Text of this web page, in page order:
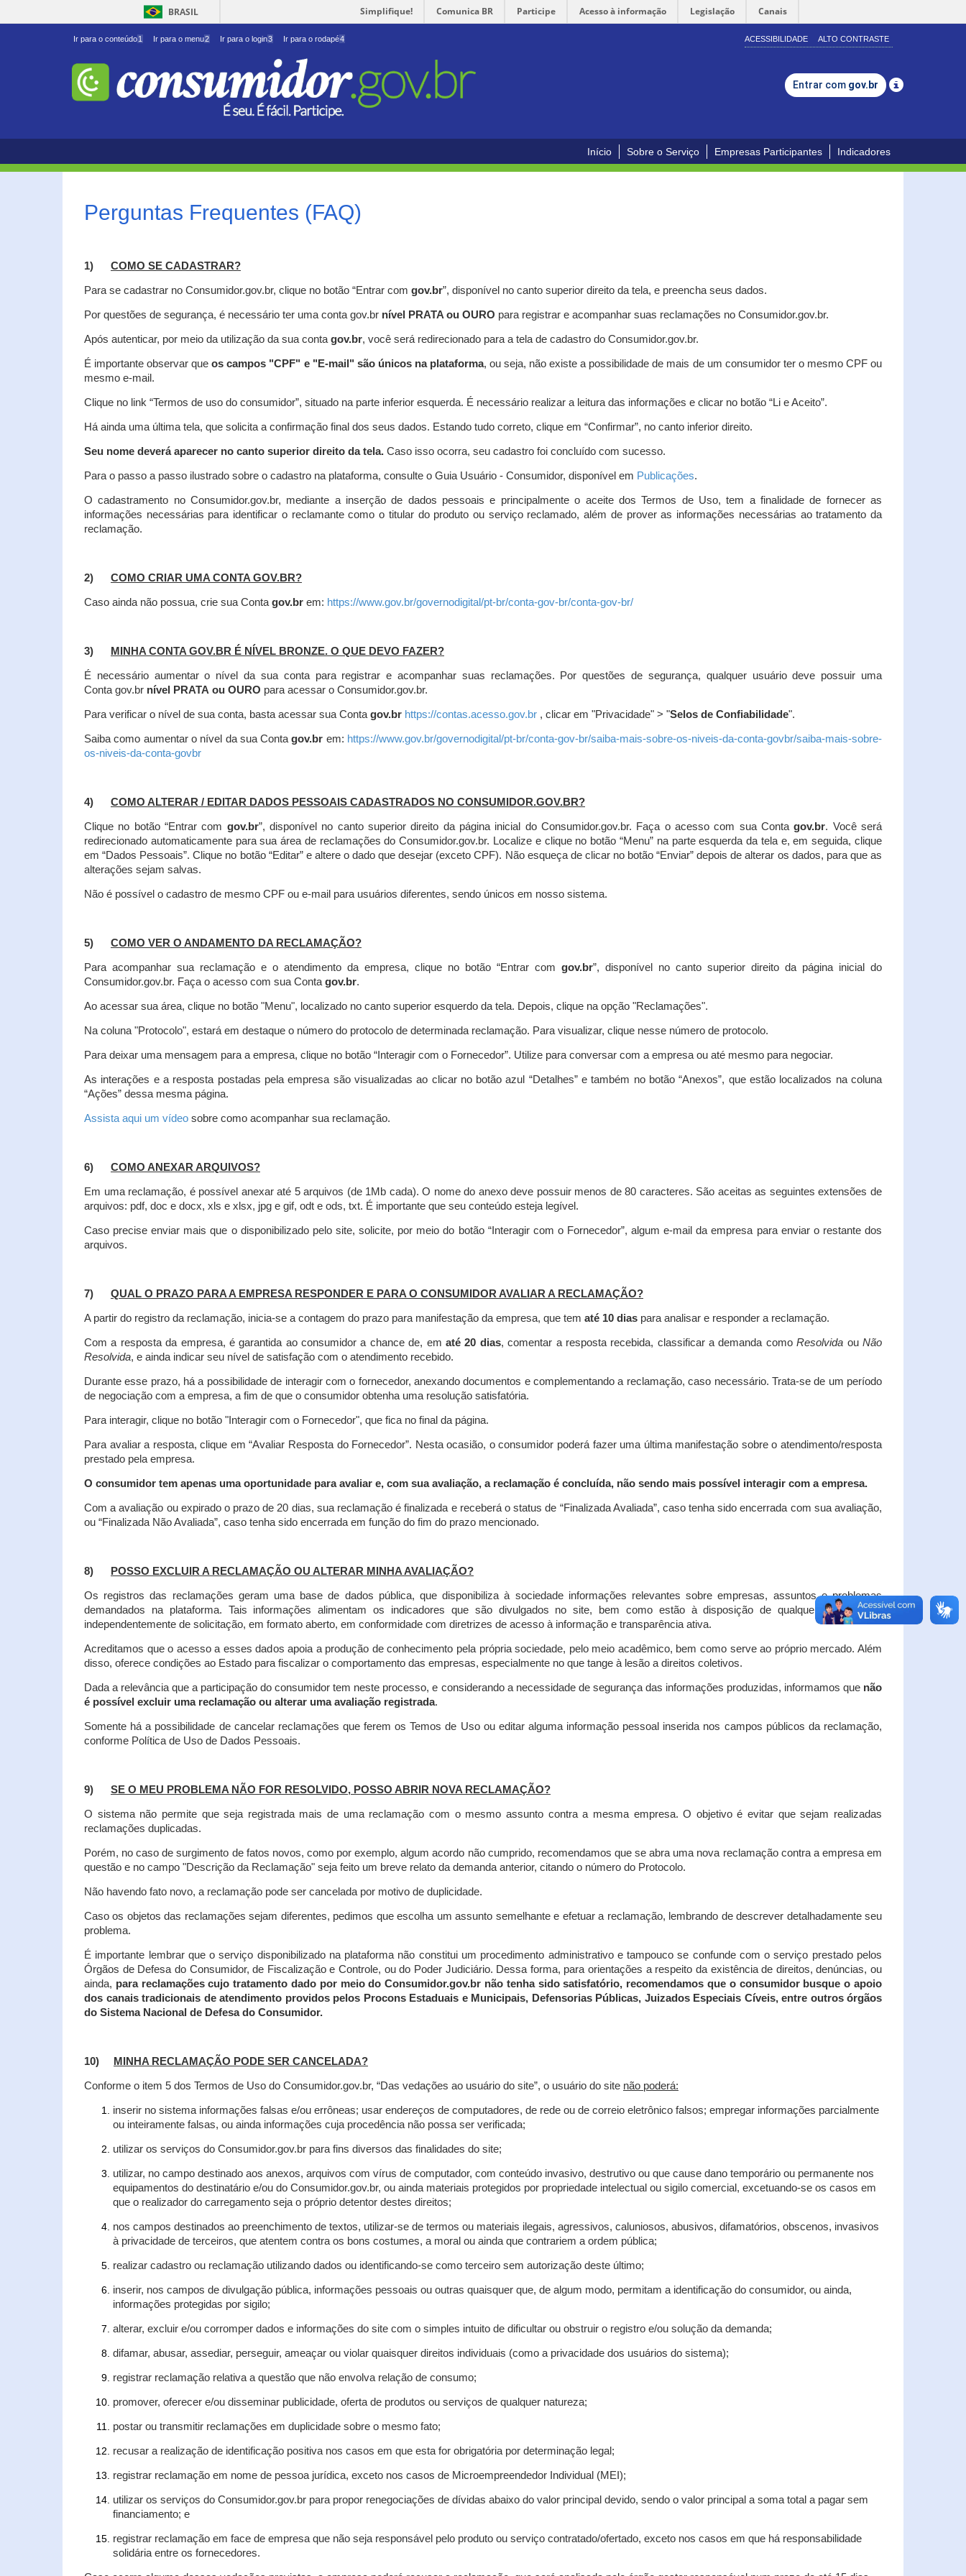
BRASIL Simplifique! Comunica BR Participe Acesso à informação Legislação Canais
Ir para o conteúdo1 Ir para o menu2 Ir para o login3 Ir para o rodapé4 ACESSIBILIDADE ALTO CONTRASTE
Entrar com gov.br
Início Sobre o Serviço Empresas Participantes Indicadores
Perguntas Frequentes (FAQ)
1) COMO SE CADASTRAR?
Para se cadastrar no Consumidor.gov.br, clique no botão “Entrar com gov.br”, disponível no canto superior direito da tela, e preencha seus dados.
Por questões de segurança, é necessário ter uma conta gov.br nível PRATA ou OURO para registrar e acompanhar suas reclamações no Consumidor.gov.br.
Após autenticar, por meio da utilização da sua conta gov.br, você será redirecionado para a tela de cadastro do Consumidor.gov.br.
É importante observar queos campos "CPF" e "E-mail" são únicos na plataforma, ou seja, não existe a possibilidade de mais de um consumidor ter o mesmo CPF ou
mesmo e-mail.
Clique no link “Termos de uso do consumidor”, situado na parte inferior esquerda. É necessário realizar a leitura das informações e clicar no botão “Li e Aceito”.
Há ainda uma última tela, que solicita a confirmação final dos seus dados. Estando tudo correto, clique em “Confirmar”, no canto inferior direito.
Seu nome deverá aparecer no canto superior direito da tela. Caso isso ocorra, seu cadastro foi concluído com sucesso.
Para o passo a passo ilustrado sobre o cadastro na plataforma, consulte o Guia Usuário - Consumidor, disponível em Publicações.
O cadastramento no Consumidor.gov.br, mediante a inserção de dados pessoais e principalmente o aceite dos Termos de Uso, tem a finalidade de fornecer as
informações necessárias para identificar o reclamante como o titular do produto ou serviço reclamado, além de prover as informações necessárias ao tratamento da
reclamação.
2) COMO CRIAR UMA CONTA GOV.BR?
Caso ainda não possua, crie sua Conta gov.br em: https://www.gov.br/governodigital/pt-br/conta-gov-br/conta-gov-br/
3) MINHA CONTA GOV.BR É NÍVEL BRONZE. O QUE DEVO FAZER?
É necessário aumentar o nível da sua conta para registrar e acompanhar suas reclamações. Por questões de segurança, qualquer usuário deve possuir uma
Conta gov.br nível PRATA ou OURO para acessar o Consumidor.gov.br.
Para verificar o nível de sua conta, basta acessar sua Conta gov.br https://contas.acesso.gov.br , clicar em "Privacidade" > "Selos de Confiabilidade".
Saiba como aumentar o nível da sua Contagov.br em: https://www.gov.br/governodigital/pt-br/conta-gov-br/saiba-mais-sobre-os-niveis-da-conta-govbr/saiba-mais-sobre-
os-niveis-da-conta-govbr
4) COMO ALTERAR / EDITAR DADOS PESSOAIS CADASTRADOS NO CONSUMIDOR.GOV.BR?
Clique no botão “Entrar com gov.br”, disponível no canto superior direito da página inicial do Consumidor.gov.br. Faça o acesso com sua Contagov.br. Você será
redirecionado automaticamente para sua área de reclamações do Consumidor.gov.br. Localize e clique no botão “Menu” na parte esquerda da tela e, em seguida, clique
em “Dados Pessoais”.Clique no botão “Editar” e altere o dado que desejar (exceto CPF). Não esqueça de clicar no botão “Enviar” depois de alterar os dados, para que as
alterações sejam salvas.
Não é possível o cadastro de mesmo CPF ou e-mail para usuários diferentes, sendo únicos em nosso sistema.
5) COMO VER O ANDAMENTO DA RECLAMAÇÃO?
Para acompanhar sua reclamação e o atendimento da empresa, clique no botão “Entrar com gov.br”, disponível no canto superior direito da página inicial do
Consumidor.gov.br. Faça o acesso com sua Conta gov.br.
Ao acessar sua área, clique no botão "Menu", localizado no canto superior esquerdo da tela. Depois, clique na opção "Reclamações".
Na coluna "Protocolo", estará em destaque o número do protocolo de determinada reclamação. Para visualizar, clique nesse número de protocolo.
Para deixar uma mensagem para a empresa, clique no botão “Interagir com o Fornecedor”. Utilize para conversar com a empresa ou até mesmo para negociar.
As interações e a resposta postadas pela empresa são visualizadas ao clicar no botão azul “Detalhes” e também no botão “Anexos”, que estão localizados na coluna
“Ações” dessa mesma página.
Assista aqui um vídeo sobre como acompanhar sua reclamação.
6) COMO ANEXAR ARQUIVOS?
Em uma reclamação, é possível anexar até 5 arquivos (de 1Mb cada). O nome do anexo deve possuir menos de 80 caracteres. São aceitas as seguintes extensões de
arquivos: pdf, doc e docx, xls e xlsx, jpg e gif, odt e ods, txt. É importante que seu conteúdo esteja legível.
Caso precise enviar mais que o disponibilizado pelo site, solicite, por meio do botão “Interagir com o Fornecedor”, algum e-mail da empresa para enviar o restante dos
arquivos.
7) QUAL O PRAZO PARA A EMPRESA RESPONDER E PARA O CONSUMIDOR AVALIAR A RECLAMAÇÃO?
A partir do registro da reclamação, inicia-se a contagem do prazo para manifestação da empresa, que tem até 10 dias para analisar e responder a reclamação.
Com a resposta da empresa, é garantida ao consumidor a chance de, em até 20 dias, comentar a resposta recebida, classificar a demanda comoResolvida ouNão
Resolvida, e ainda indicar seu nível de satisfação com o atendimento recebido.
Durante esse prazo, há a possibilidade de interagir com o fornecedor, anexando documentos e complementando a reclamação, caso necessário. Trata-se de um período
de negociação com a empresa, a fim de que o consumidor obtenha uma resolução satisfatória.
Para interagir, clique no botão "Interagir com o Fornecedor", que fica no final da página.
Para avaliar a resposta, clique em “Avaliar Resposta do Fornecedor”. Nesta ocasião, o consumidor poderá fazer uma última manifestação sobre o atendimento/resposta
prestado pela empresa.
O consumidor tem apenas uma oportunidade para avaliar e, com sua avaliação, a reclamação é concluída, não sendo mais possível interagir com a empresa.
Com a avaliação ou expirado o prazo de 20 dias, sua reclamação é finalizada e receberá o status de “Finalizada Avaliada”, caso tenha sido encerrada com sua avaliação,
ou “Finalizada Não Avaliada”, caso tenha sido encerrada em função do fim do prazo mencionado.
8) POSSO EXCLUIR A RECLAMAÇÃO OU ALTERAR MINHA AVALIAÇÃO?
Os registros das reclamações geram uma base de dados pública, que disponibiliza à sociedade informações relevantes sobre empresas, assuntos e problemas
demandados na plataforma. Tais informações alimentam os indicadores que são divulgados no site, bem como estão à disposição de qualquer interessado,
independentemente de solicitação, em formato aberto, em conformidade com diretrizes de acesso à informação e transparência ativa.
Acreditamos que o acesso a esses dados apoia a produção de conhecimento pela própria sociedade, pelo meio acadêmico, bem como serve ao próprio mercado. Além
disso, oferece condições ao Estado para fiscalizar o comportamento das empresas, especialmente no que tange à lesão a direitos coletivos.
Dada a relevância que a participação do consumidor tem neste processo, e considerando a necessidade de segurança das informações produzidas, informamos que não
é possível excluir uma reclamação ou alterar uma avaliação registrada.
Somente há a possibilidade de cancelar reclamações que ferem os Temos de Uso ou editar alguma informação pessoal inserida nos campos públicos da reclamação,
conforme Política de Uso de Dados Pessoais.
9) SE O MEU PROBLEMA NÃO FOR RESOLVIDO, POSSO ABRIR NOVA RECLAMAÇÃO?
O sistema não permite que seja registrada mais de uma reclamação com o mesmo assunto contra a mesma empresa. O objetivo é evitar que sejam realizadas
reclamações duplicadas.
Porém, no caso de surgimento de fatos novos, como por exemplo, algum acordo não cumprido, recomendamos que se abra uma nova reclamação contra a empresa em
questão e no campo "Descrição da Reclamação" seja feito um breve relato da demanda anterior, citando o número do Protocolo.
Não havendo fato novo, a reclamação pode ser cancelada por motivo de duplicidade.
Caso os objetos das reclamações sejam diferentes, pedimos que escolha um assunto semelhante e efetuar a reclamação, lembrando de descrever detalhadamente seu
problema.
É importante lembrar que o serviço disponibilizado na plataforma não constitui um procedimento administrativo e tampouco se confunde com o serviço prestado pelos
Órgãos de Defesa do Consumidor, de Fiscalização e Controle, ou do Poder Judiciário. Dessa forma, para orientações a respeito da existência de direitos, denúncias, ou
ainda, para reclamações cujo tratamento dado por meio do Consumidor.gov.br não tenha sido satisfatório, recomendamos que o consumidor busque o apoio
dos canais tradicionais de atendimento providos pelos Procons Estaduais e Municipais, Defensorias Públicas, Juizados Especiais Cíveis, entre outros órgãos
do Sistema Nacional de Defesa do Consumidor.
10) MINHA RECLAMAÇÃO PODE SER CANCELADA?
Conforme o item 5 dos Termos de Uso do Consumidor.gov.br, “Das vedações ao usuário do site”, o usuário do site não poderá:
inserir no sistema informações falsas e/ou errôneas; usar endereços de computadores, de rede ou de correio eletrônico falsos; empregar informações parcialmente
ou inteiramente falsas, ou ainda informações cuja procedência não possa ser verificada;
utilizar os serviços do Consumidor.gov.br para fins diversos das finalidades do site;
utilizar, no campo destinado aos anexos, arquivos com vírus de computador, com conteúdo invasivo, destrutivo ou que cause dano temporário ou permanente nos
equipamentos do destinatário e/ou do Consumidor.gov.br, ou ainda materiais protegidos por propriedade intelectual ou sigilo comercial, excetuando-se os casos em
que o realizador do carregamento seja o próprio detentor destes direitos;
nos campos destinados ao preenchimento de textos, utilizar-se de termos ou materiais ilegais, agressivos, caluniosos, abusivos, difamatórios, obscenos, invasivos
à privacidade de terceiros, que atentem contra os bons costumes, a moral ou ainda que contrariem a ordem pública;
realizar cadastro ou reclamação utilizando dados ou identificando-se como terceiro sem autorização deste último;
inserir, nos campos de divulgação pública, informações pessoais ou outras quaisquer que, de algum modo, permitam a identificação do consumidor, ou ainda,
informações protegidas por sigilo;
alterar, excluir e/ou corromper dados e informações do site com o simples intuito de dificultar ou obstruir o registro e/ou solução da demanda;
difamar, abusar, assediar, perseguir, ameaçar ou violar quaisquer direitos individuais (como a privacidade dos usuários do sistema);
registrar reclamação relativa a questão que não envolva relação de consumo;
promover, oferecer e/ou disseminar publicidade, oferta de produtos ou serviços de qualquer natureza;
postar ou transmitir reclamações em duplicidade sobre o mesmo fato;
recusar a realização de identificação positiva nos casos em que esta for obrigatória por determinação legal;
registrar reclamação em nome de pessoa jurídica, exceto nos casos de Microempreendedor Individual (MEI);
utilizar os serviços do Consumidor.gov.br para propor renegociações de dívidas abaixo do valor principal devido, sendo o valor principal a soma total a pagar sem
financiamento; e
registrar reclamação em face de empresa que não seja responsável pelo produto ou serviço contratado/ofertado, exceto nos casos em que há responsabilidade
solidária entre os fornecedores.